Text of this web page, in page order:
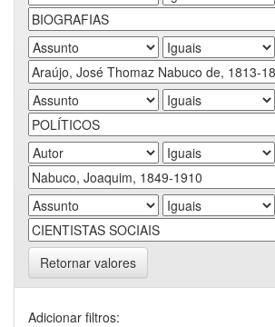
Retornar valores
Adicionar filtros: